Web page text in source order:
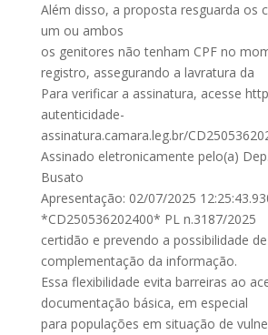
Além disso, a proposta resguarda os
um ou ambos
os genitores não tenham CPF no
registro, assegurando a lavratura da
Para verificar a assinatura, acesse
autenticidade-
assinatura.camara.leg.br/
Assinado eletronicamente pelo(a)
Busato
Apresentação: 02/07/2025
*CD250536202400* PL n.3187/2025
certidão e prevendo a possibilidade
complementação da informação.
Essa flexibilidade evita barreiras ao
documentação básica, em especial
para populações em situação de